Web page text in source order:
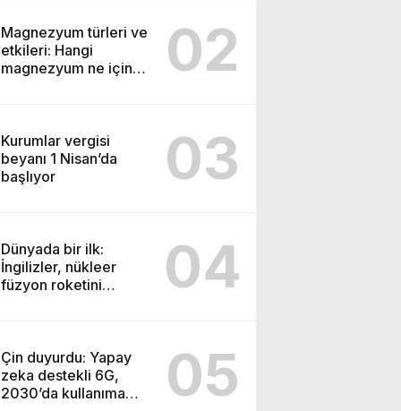
Magnezyum türleri ve
etkileri: Hangi
magnezyum ne için
02
Kurumlar vergisi
beyanı 1 Nisan’da
başlıyor
03
Dünyada bir ilk:
İngilizler, nükleer
füzyon roketini
04
Çin duyurdu: Yapay
zeka destekli 6G,
2030’da kullanıma
05